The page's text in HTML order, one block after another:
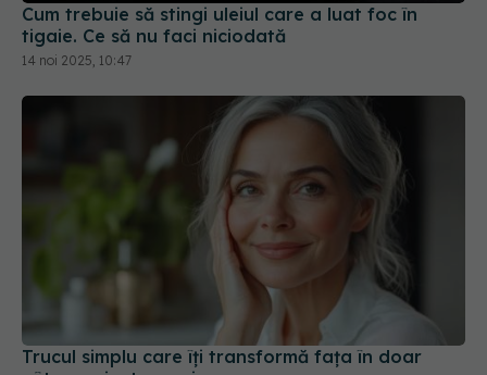
Cum trebuie să stingi uleiul care a luat foc în
tigaie. Ce să nu faci niciodată
14 noi 2025, 10:47
Trucul simplu care îți transformă fața în doar